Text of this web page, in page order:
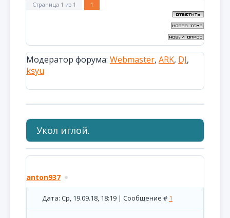
Страница 1 из 1 1
Модератор форума: Webmaster, ARK, DJ,
ksyu
Укол иглой.
anton937
Дата: Ср, 19.09.18, 18:19 | Сообщение # 1